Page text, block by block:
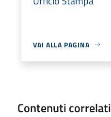
VAI ALLA PAGINA
Contenuti correlati